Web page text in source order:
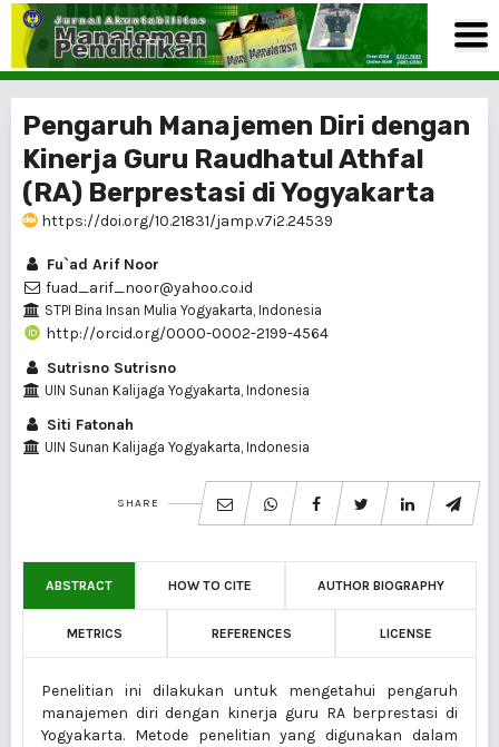
Pengaruh Manajemen Diri dengan
Kinerja Guru Raudhatul Athfal
(RA) Berprestasi di Yogyakarta
https://doi.org/10.21831/jamp.v7i2.24539
Fu`ad Arif Noor
fuad_arif_noor@yahoo.co.id
STPI Bina Insan Mulia Yogyakarta, Indonesia
http://orcid.org/0000-0002-2199-4564
Sutrisno Sutrisno
UIN Sunan Kalijaga Yogyakarta, Indonesia
Siti Fatonah
UIN Sunan Kalijaga Yogyakarta, Indonesia
SHARE
ABSTRACT HOW TO CITE AUTHOR BIOGRAPHY
METRICS REFERENCES LICENSE
Penelitian ini dilakukan untuk mengetahui pengaruh
manajemen diri dengan kinerja guru RA berprestasi di
Yogyakarta. Metode penelitian yang digunakan dalam